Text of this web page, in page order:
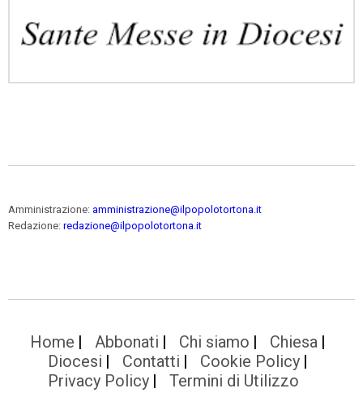
Amministrazione: amministrazione@ilpopolotortona.it
Redazione: redazione@ilpopolotortona.it
Home Abbonati Chi siamo
Chiesa
Diocesi
Contatti
Cookie Policy
Privacy Policy
Termini di Utilizzo